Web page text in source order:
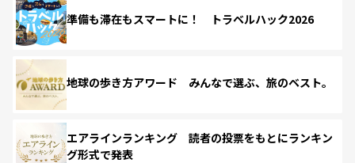
準備も滞在もスマートに！ トラベルハック2026
地球の歩き方アワード みんなで選ぶ、旅のベスト。
エアラインランキング 読者の投票をもとにランキン
グ形式で発表